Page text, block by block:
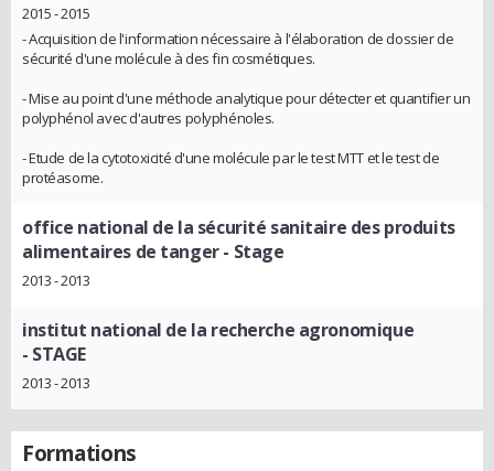
2015 - 2015
- Acquisition de l'information nécessaire à l'élaboration de dossier de
sécurité d'une molécule à des fin cosmétiques.
- Mise au point d'une méthode analytique pour détecter et quantifier un
polyphénol avec d'autres polyphénoles.
- Etude de la cytotoxicité d'une molécule par le test MTT et le test de
protéasome.
office national de la sécurité sanitaire des produits
alimentaires de tanger- Stage
2013 - 2013
institut national de la recherche agronomique
- STAGE
2013 - 2013
Formations